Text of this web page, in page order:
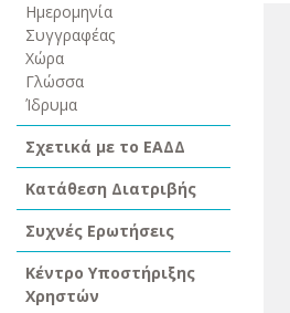
Ημερομηνία
Συγγραφέας
Χώρα
Γλώσσα
Ίδρυμα
Σχετικά με το ΕΑΔΔ
Κατάθεση Διατριβής
Συχνές Ερωτήσεις
Κέντρο Υποστήριξης
Χρηστών